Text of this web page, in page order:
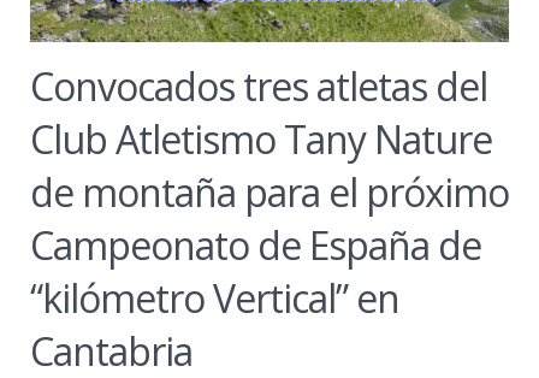
Convocados tres atletas del
Club Atletismo Tany Nature
de montaña para el próximo
Campeonato de España de
“kilómetro Vertical” en
Cantabria